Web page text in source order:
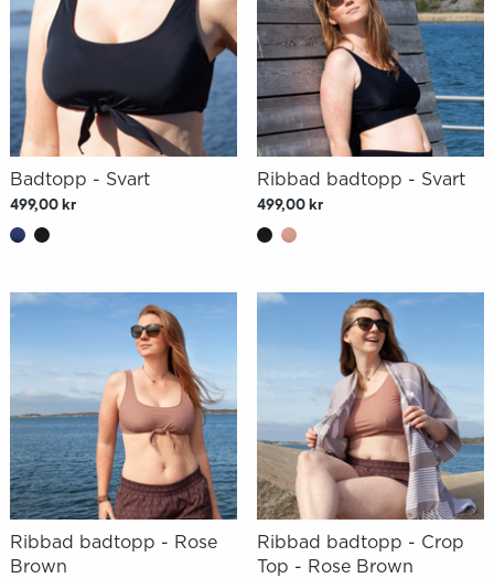
Badtopp - Svart
499,00 kr
Ribbad badtopp - Svart
499,00 kr
Ribbad badtopp - Rose
Brown
Ribbad badtopp - Crop
Top - Rose Brown